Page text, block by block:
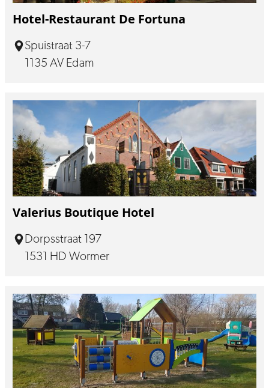
Hotel-Restaurant De Fortuna
Spuistraat 3-7
1135 AV Edam
Valerius Boutique Hotel
Dorpsstraat 197
1531 HD Wormer